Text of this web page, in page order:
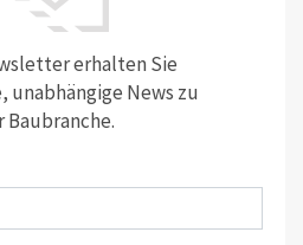
erhalten Sie
unabhängige News zu